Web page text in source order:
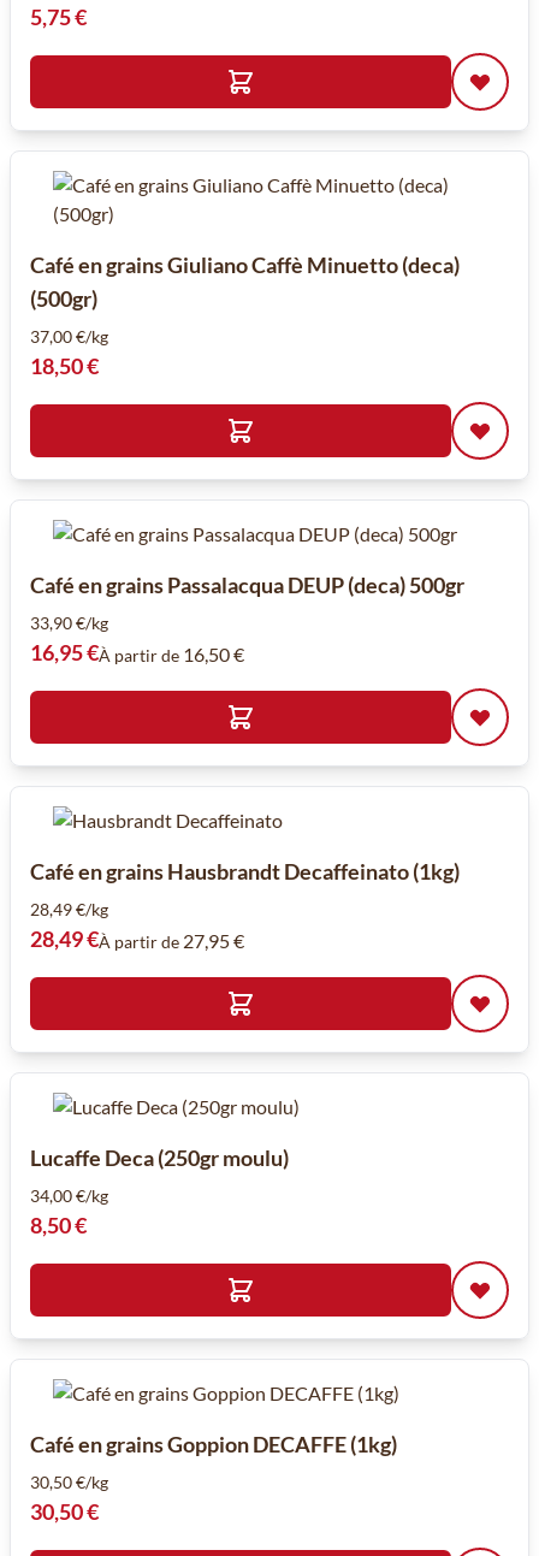
5,75 €
Café en grains Giuliano Caffè Minuetto (deca)
(500gr)
37,00 €/kg
18,50 €
Café en grains Passalacqua DEUP (deca) 500gr
33,90 €/kg
16,95 €À partir de 16,50 €
Café en grains Hausbrandt Decaffeinato (1kg)
28,49 €/kg
28,49 €À partir de 27,95 €
Lucaffe Deca (250gr moulu)
34,00 €/kg
8,50 €
Café en grains Goppion DECAFFE (1kg)
30,50 €/kg
30,50 €